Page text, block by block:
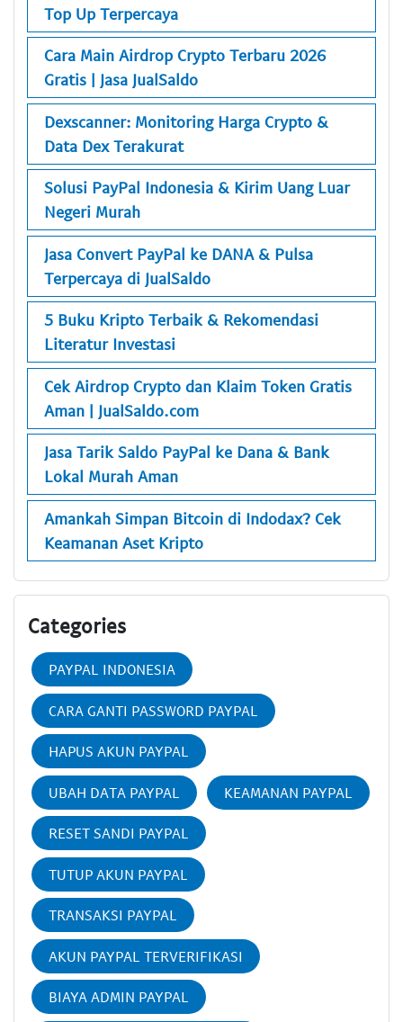
Top Up Terpercaya
Cara Main Airdrop Crypto Terbaru 2026
Gratis | Jasa JualSaldo
Dexscanner: Monitoring Harga Crypto &
Data Dex Terakurat
Solusi PayPal Indonesia & Kirim Uang Luar
Negeri Murah
Jasa Convert PayPal ke DANA & Pulsa
Terpercaya di JualSaldo
5 Buku Kripto Terbaik & Rekomendasi
Literatur Investasi
Cek Airdrop Crypto dan Klaim Token Gratis
Aman | JualSaldo.com
Jasa Tarik Saldo PayPal ke Dana & Bank
Lokal Murah Aman
Amankah Simpan Bitcoin di Indodax? Cek
Keamanan Aset Kripto
Categories
PAYPAL INDONESIA
CARA GANTI PASSWORD PAYPAL
HAPUS AKUN PAYPAL
UBAH DATA PAYPAL KEAMANAN PAYPAL
RESET SANDI PAYPAL
TUTUP AKUN PAYPAL
TRANSAKSI PAYPAL
AKUN PAYPAL TERVERIFIKASI
BIAYA ADMIN PAYPAL